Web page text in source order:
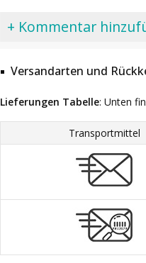
+ Kommentar
Versandarten und
Lieferungen Tabelle: Unten
Transportmittel